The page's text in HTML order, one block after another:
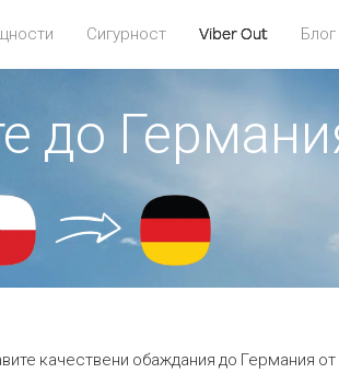
Сигурност Viber Out Блог
до
качествени обаждания до Германия от